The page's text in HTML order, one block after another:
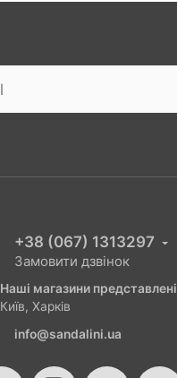
+38 (067) 1313297
Замовити дзвінок
Наші магазини представлені
Київ, Харків
info@sandalini.ua